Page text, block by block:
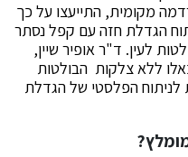
מקומית, התייעצו על כך
הגדלת חזה עם קפל נסתר
לעין. ד"ר אופיר שיין,
ללא צלקות הבולטות
לניתוח הפלסטי של הגדלת